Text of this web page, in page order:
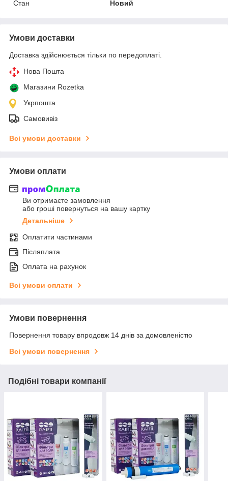
Стан Новий
Умови доставки
Доставка здійснюється тільки по передоплаті.
Нова Пошта
Магазини Rozetka
Укрпошта
Самовивіз
Всі умови доставки
Умови оплати
Ви отримаєте замовлення
або гроші повернуться на вашу картку
Детальніше
Оплатити частинами
Післяплата
Оплата на рахунок
Всі умови оплати
Умови повернення
Повернення товару впродовж 14 днів за домовленістю
Всі умови повернення
Подібні товари компанії